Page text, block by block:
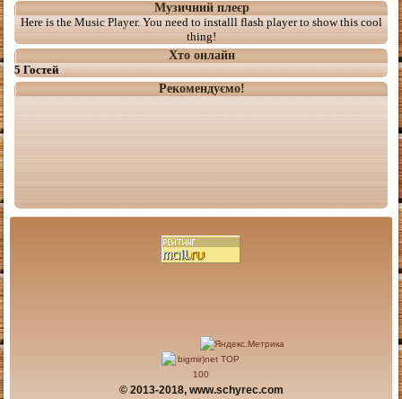
Музичний плеєр
Here is the Music Player. You need to installl flash player to show this cool
thing!
Хто онлайн
5 Гостей
Рекомендуємо!
© 2013-2018, www.schyrec.com